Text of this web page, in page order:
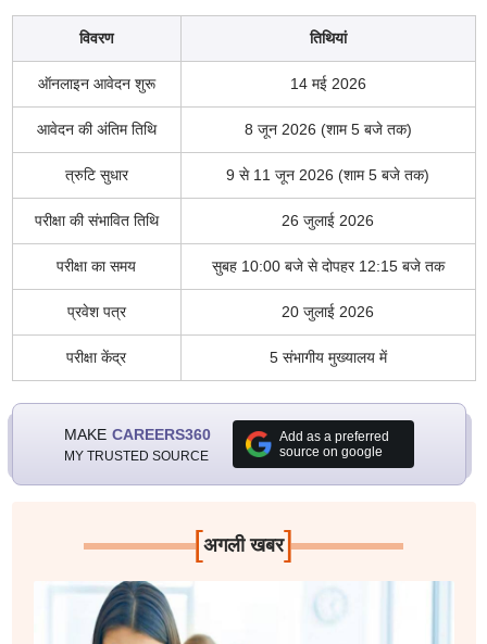
विवरण तिथियां
ऑनलाइन आवेदन शुरू 14 मई 2026
आवेदन की अंतिम तिथि 8 जून 2026 (शाम 5 बजे तक)
त्रुटि सुधार 9 से 11 जून 2026 (शाम 5 बजे तक)
परीक्षा की संभावित तिथि 26 जुलाई 2026
परीक्षा का समय सुबह 10:00 बजे से दोपहर 12:15 बजे तक
प्रवेश पत्र 20 जुलाई 2026
परीक्षा केंद्र 5 संभागीय मुख्यालय में
MAKE CAREERS360
MY TRUSTED SOURCE
Add as a preferred
source on google
[अगली खबर]